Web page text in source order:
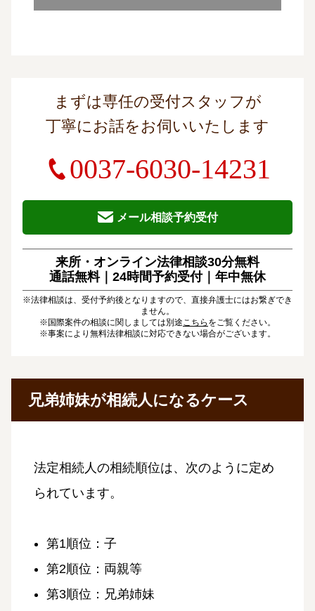
まずは専任の受付スタッフが
丁寧にお話をお伺いいたします
0037-6030-14231
メール相談予約受付
来所・オンライン法律相談30分無料
通話無料｜24時間予約受付｜ 年中無休
※法律相談は、受付予約後となりますので、直接弁護士にはお繋ぎでき
ません。
※国際案件の相談に関しましては別途 こちら をご覧ください。
※事案により無料法律相談に対応できない場合がございます。
兄弟姉妹が相続人になるケース
法定相続人の相続順位は、次のように定め
られています。
第1順位：子
第2順位：両親等
第3順位：兄弟姉妹